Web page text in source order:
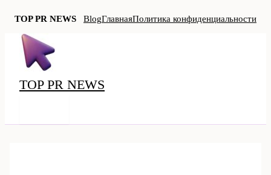
TOP PR NEWS BlogГлавнаяПолитика конфиденциальности
Перейти
содержимому
TOP PR NEWS